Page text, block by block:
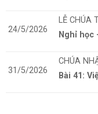
24/5/2026
LỄ CHÚA
Nghỉ học
31/5/2026
CHÚA
Bài 41: